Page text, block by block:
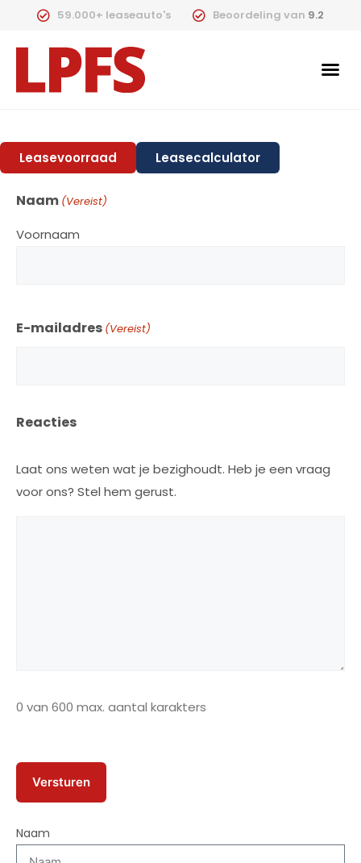
59.000+ leaseauto's Beoordeling van 9.2
Leasevoorraad Leasecalculator
Naam (Vereist)
Voornaam
E-mailadres (Vereist)
Reacties
Laat ons weten wat je bezighoudt. Heb je een vraag
voor ons? Stel hem gerust.
0 van 600 max. aantal karakters
Naam